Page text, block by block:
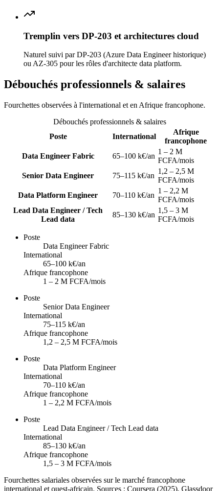
Tremplin vers DP-203 et architectures cloud
Naturel suivi par DP-203 (Azure Data Engineer historique)
ou AZ-305 pour les rôles d'architecte data platform.
Débouchés professionnels & salaires
Fourchettes observées à l'international et en Afrique francophone.
Débouchés professionnels & salaires
Poste
International
Afrique
francophone
Data Engineer Fabric
65–100 k€/an
1 – 2 M
FCFA/mois
Senior Data Engineer
75–115 k€/an
1,2 – 2,5 M
FCFA/mois
Data Platform Engineer
70–110 k€/an
1 – 2,2 M
FCFA/mois
Lead Data Engineer / Tech
Lead data
85–130 k€/an
1,5 – 3 M
FCFA/mois
Poste
Data Engineer Fabric
International
65–100 k€/an
Afrique francophone
1 – 2 M FCFA/mois
Poste
Senior Data Engineer
International
75–115 k€/an
Afrique francophone
1,2 – 2,5 M FCFA/mois
Poste
Data Platform Engineer
International
70–110 k€/an
Afrique francophone
1 – 2,2 M FCFA/mois
Poste
Lead Data Engineer / Tech Lead data
International
85–130 k€/an
Afrique francophone
1,5 – 3 M FCFA/mois
Fourchettes salariales observées sur le marché francophone
international et ouest-africain. Sources : Coursera (2025), Glassdoor